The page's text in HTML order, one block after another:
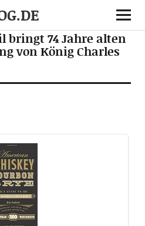
bringt 74 Jahre alten
von König Charles